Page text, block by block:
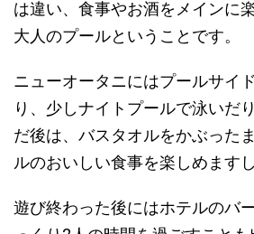
は違い、食事やお酒をメインに
大人のプールということです。
ニューオータニにはプールサイ
り、少しナイトプールで泳いだ
だ後は、バスタオルをかぶった
ルのおいしい食事を楽しめますし
遊び終わった後にはホテルのバ